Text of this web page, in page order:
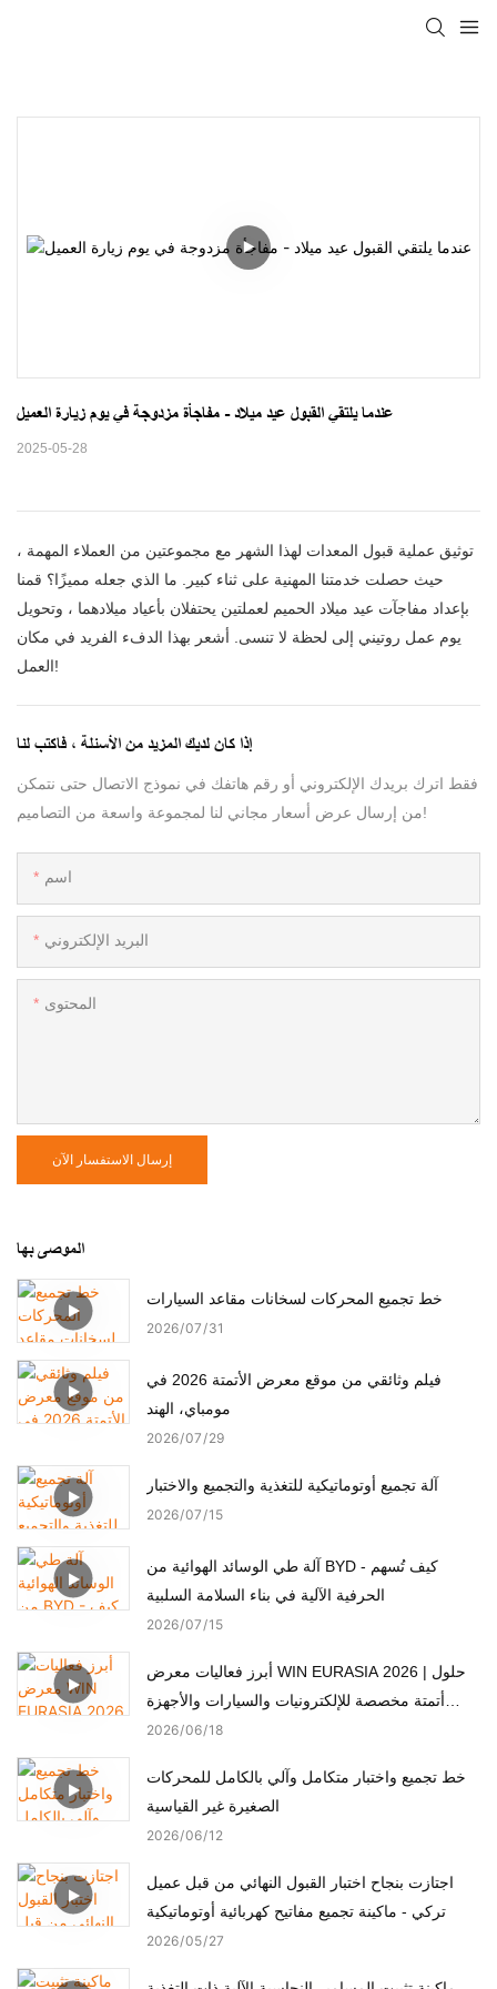
عندما يلتقي القبول عيد ميلاد - مفاجأة مزدوجة في يوم زيارة العميل
2025-05-28
توثيق عملية قبول المعدات لهذا الشهر مع مجموعتين من العملاء المهمة ،
حيث حصلت خدمتنا المهنية على ثناء كبير. ما الذي جعله مميزًا؟ قمنا
بإعداد مفاجآت عيد ميلاد الحميم لعملتين يحتفلان بأعياد ميلادهما ، وتحويل
يوم عمل روتيني إلى لحظة لا تنسى. أشعر بهذا الدفء الفريد في مكان
العمل!
إذا كان لديك المزيد من الأسئلة ، فاكتب لنا
فقط اترك بريدك الإلكتروني أو رقم هاتفك في نموذج الاتصال حتى نتمكن
من إرسال عرض أسعار مجاني لنا لمجموعة واسعة من التصاميم!
اسم
البريد الإلكتروني
المحتوى
إرسال الاستفسار الآن
الموصى بها
خط تجميع المحركات لسخانات مقاعد السيارات
2026 07 31
فيلم وثائقي من موقع معرض الأتمتة 2026 في
مومباي، الهند
2026 07 29
آلة تجميع أوتوماتيكية للتغذية والتجميع والاختبار
2026 07 15
آلة طي الوسائد الهوائية من BYD - كيف تُسهم
الحرفية الآلية في بناء السلامة السلبية
2026 07 15
أبرز فعاليات معرض WIN EURASIA 2026 | حلول
أتمتة مخصصة للإلكترونيات والسيارات والأجهزة
الطبية والمحركات
2026 06 18
خط تجميع واختبار متكامل وآلي بالكامل للمحركات
الصغيرة غير القياسية
2026 06 12
اجتازت بنجاح اختبار القبول النهائي من قبل عميل
تركي - ماكينة تجميع مفاتيح كهربائية أوتوماتيكية
2026 05 27